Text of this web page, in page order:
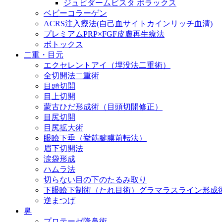
ジュビダームビスタ ボラックス
ベビーコラーゲン
ACRS注入療法(自己血サイトカインリッチ血清)
プレミアムPRP×FGF皮膚再生療法
ボトックス
二重・目元
エクセレントアイ（埋没法二重術）
全切開法二重術
目頭切開
目上切開
蒙古ひだ形成術（目頭切開修正）
目尻切開
目尻拡大術
眼瞼下垂（挙筋腱膜前転法）
眉下切開法
涙袋形成
ハムラ法
切らない目の下のたるみ取り
下眼瞼下制術（たれ目術）グラマラスライン形成
逆まつげ
鼻